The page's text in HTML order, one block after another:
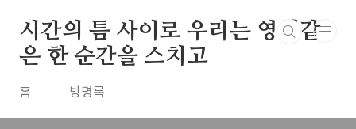
시간의 틈 사이로 우리는 영원같
은 한 순간을 스치고
홈 방명록